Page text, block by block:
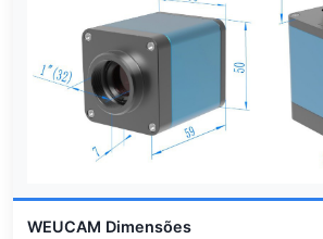
WEUCAM Dimensões